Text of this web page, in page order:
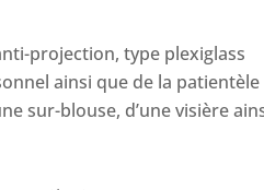
projection, type plexiglass
ainsi que de la patientèle
sur-blouse, d’une visière